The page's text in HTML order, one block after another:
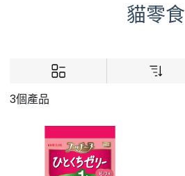
貓零食
3個產品